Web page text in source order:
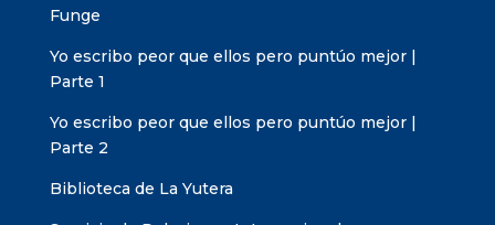
Funge
Yo escribo peor que ellos pero puntúo mejor |
Parte 1
Yo escribo peor que ellos pero puntúo mejor |
Parte 2
Biblioteca de La Yutera